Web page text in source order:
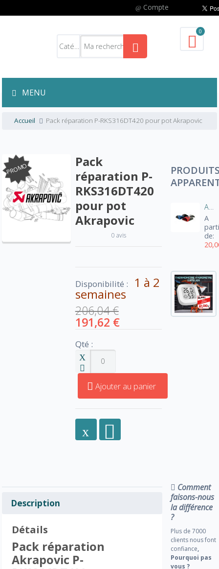
Compte
0
MENU
Accueil Pack réparation P-RKS316DT420 pour pot Akrapovic
PROMO
Pack
réparation P-
RKS316DT420
pour pot
Akrapovic
0 avis
Disponibilité : 1 à 2
semaines
206,04 €
191,62 €
Qté :
Ajouter au panier
Aération manche blouson moto
A
de:
Description
Détails
Pack réparation
Akrapovic P-
Comment
faisons-nous
la différence
?
Plus de 7000
clients nous font
confiance,
Pourquoi pas
vous ?